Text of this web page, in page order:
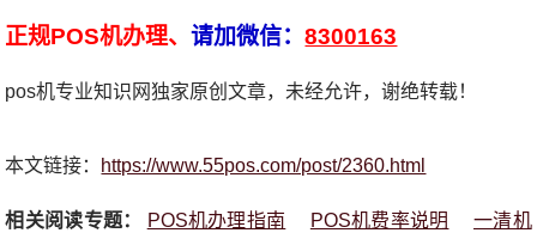
正规POS机办理、请加微信：8300163
pos机专业知识网独家原创文章，未经允许，谢绝转载！
本文链接： https://www.55pos.com/post/2360.html
相关阅读专题： POS机办理指南 POS机费率说明
一清机